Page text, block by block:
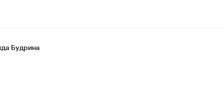
Будрина